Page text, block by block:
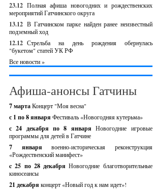
23.12 Полная афиша новогодних и рождественских
мероприятий Гатчинского округа
13.12 В Гатчинском парке найден ранее неизвестный
подземный ход
12.12 Стрельба на день рождения обернулась
"букетом" статей УК РФ
Все новости »
Афиша-анонсы Гатчины
7 мартаКонцерт "Моя весна"
с 1 по 8 января Фестиваль «Новогодняя кутерьма»
с 24 декабря по 8 январяНовогодние игровые
программы для детей в Гатчине
7 январявоенно-историческая реконструкция
«Рождественский манифест»
c 25 по 28 декабряНовогодние благотворительные
киносеансы
21 декабря концерт «Новый год к нам идет»!